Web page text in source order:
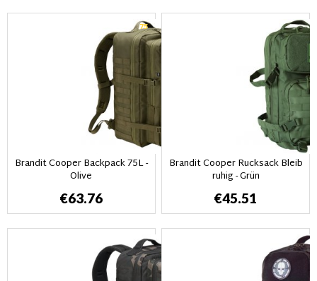
75
Brandit Cooper Backpack 75L -
Olive
€63.76
Brandit Cooper Rucksack Bleib
ruhig - Grün
€45.51